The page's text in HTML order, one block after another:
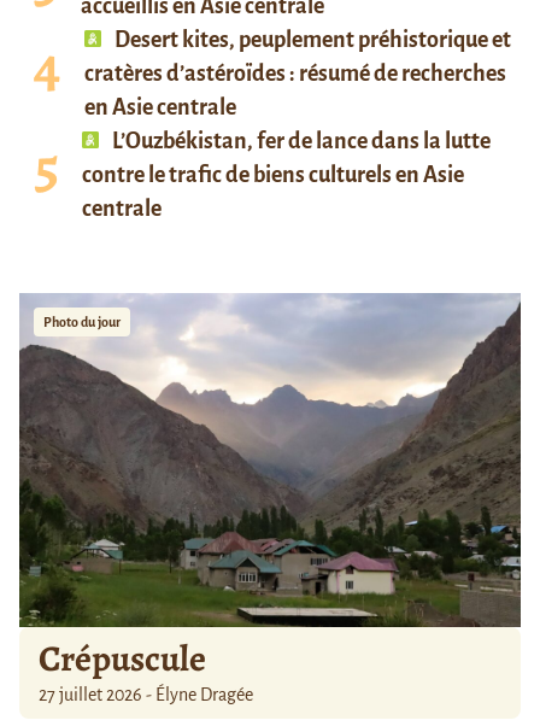
accueillis en Asie centrale
Desert kites, peuplement préhistorique et
cratères d’astéroïdes : résumé de recherches
en Asie centrale
L’Ouzbékistan, fer de lance dans la lutte
contre le trafic de biens culturels en Asie
centrale
Photo du jour
Crépuscule
27 juillet 2026 - Élyne Dragée